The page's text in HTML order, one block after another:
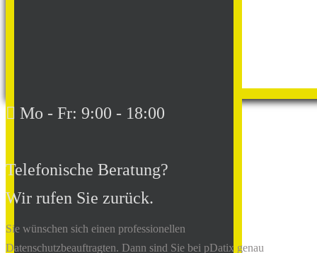
Mo - Fr: 9:00 - 18:00
Telefonische Beratung?
Wir rufen Sie zurück.
Sie wünschen sich einen professionellen
Datenschutzbeauftragten. Dann sind Sie bei pDatix genau